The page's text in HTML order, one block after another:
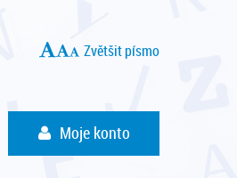
Zvětšit písmo
Moje konto